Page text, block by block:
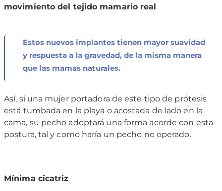
movimiento del tejido mamario real.
Estos nuevos implantes tienen mayor suavidad
y respuesta a la gravedad, de la misma manera
que las mamas naturales.
Así, si una mujer portadora de este tipo de prótesis
está tumbada en la playa o acostada de lado en la
cama, su pecho adoptará una forma acorde con esta
postura, tal y como haría un pecho no operado.
Mínima cicatriz